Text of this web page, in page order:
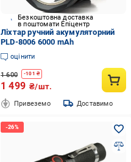
Безкоштовна доставка
в поштомати Епіцентр
Ліхтар ручний акумуляторний
PLD-8006 6000 mAh
оцінити
1 600 -101 ₴
1 499 ₴/шт.
Привеземо Доставимо